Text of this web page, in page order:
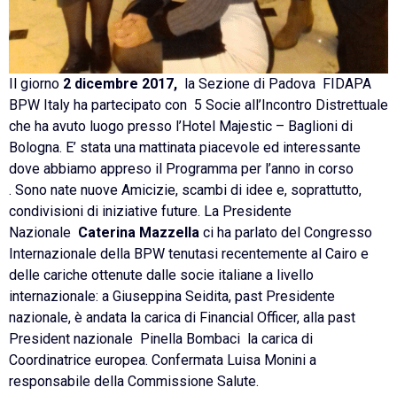
Il giorno 2 dicembre 2017,
la Sezione di Padova FIDAPA
BPW Italy ha partecipato con 5 Socie all’Incontro Distrettuale
che ha avuto luogo presso l’Hotel Majestic – Baglioni di
Bologna. E’ stata una mattinata piacevole ed interessante
dove abbiamo appreso il Programma per l’anno in corso
. Sono nate nuove Amicizie, scambi di idee e, soprattutto,
condivisioni di iniziative future. La Presidente
Nazionale Caterina Mazzella ci ha parlato del Congresso
Internazionale della BPW tenutasi recentemente al Cairo e
delle cariche ottenute dalle socie italiane a livello
internazionale: a Giuseppina Seidita, past Presidente
nazionale, è andata la carica di Financial Officer, alla past
President nazionale Pinella Bombaci la carica di
Coordinatrice europea. Confermata Luisa Monini a
responsabile della Commissione Salute.